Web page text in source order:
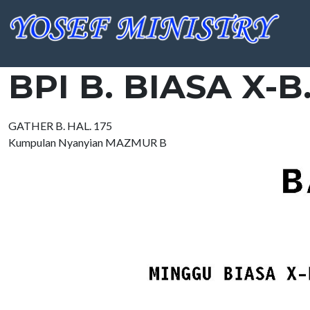
BPI B. BIASA X-
GATHER B. HAL. 175
Kumpulan Nyanyian MAZMUR B